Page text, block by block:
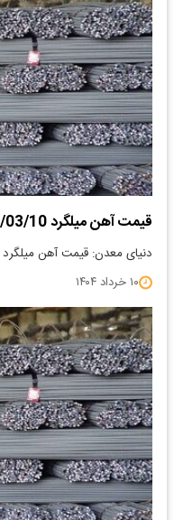
قیمت آهن میلگرد 1404/03/10
دنیای معدن: قیمت آهن میلگرد 1404/03/10
۱۰ خرداد ۱۴۰۴